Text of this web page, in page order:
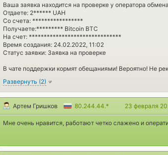
Ваша заявка находится на проверке у оператора
Отдаете: 2****** UAH
Со счета: *****************
Получаете:********* Bitcoin BTC
На счет: *******************************
Время создания: 24.02.2022, 11:02
Статус заявки: Заявка на проверке
В чате поддержки кормят обещаниями! Вероятно! Не
Развернуть (2)
Артем Гришков 80.244.44.* 23 февраля
Мне очень нравится, работают четко слажено и